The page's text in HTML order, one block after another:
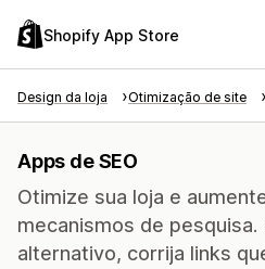
Shopify App Store
Design da loja Otimização de site
Apps de SEO
Otimize sua loja e
mecanismos de pesquisa.
alternativo, corrija links